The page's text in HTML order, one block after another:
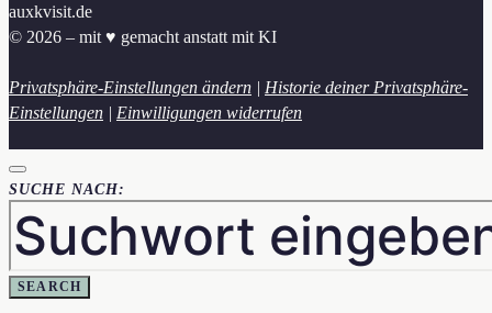
auxkvisit.de
© 2026 – mit ♥︎ gemacht anstatt mit KI
Privatsphäre-Einstellungen ändern | Historie deiner Privatsphäre-
Einstellungen | Einwilligungen widerrufen
SUCHE NACH:
SEARCH